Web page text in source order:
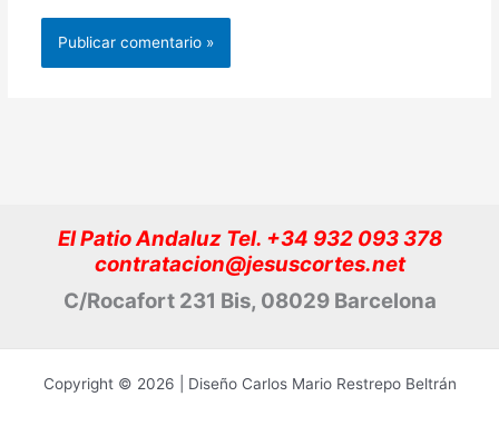
El Patio Andaluz Tel. +34 932 093 378
contratacion@jesuscortes.net
C/Rocafort 231 Bis, 08029 Barcelona
Copyright © 2026 | Diseño Carlos Mario Restrepo Beltrán